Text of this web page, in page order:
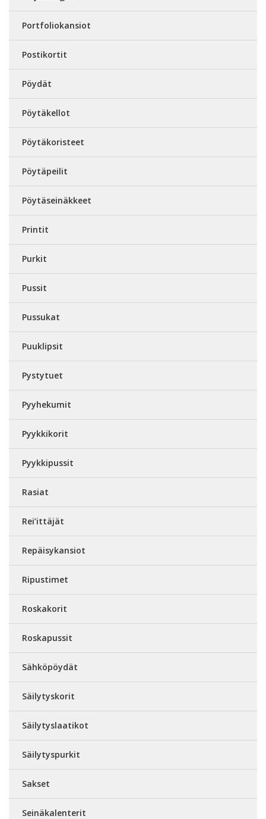
Portfoliokansiot
Postikortit
Pöydät
Pöytäkellot
Pöytäkoristeet
Pöytäpeilit
Pöytäseinäkkeet
Printit
Purkit
Pussit
Pussukat
Puuklipsit
Pystytuet
Pyyhekumit
Pyykkikorit
Pyykkipussit
Rasiat
Rei’ittäjät
Repäisykansiot
Ripustimet
Roskakorit
Roskapussit
Sähköpöydät
Säilytyskorit
Säilytyslaatikot
Säilytyspurkit
Sakset
Seinäkalenterit